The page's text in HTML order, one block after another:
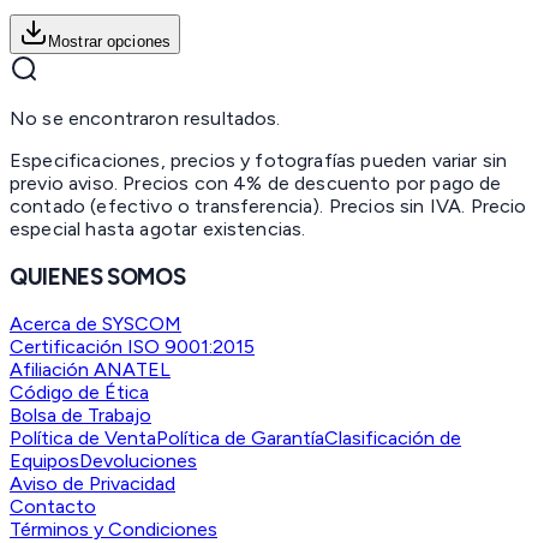
Mostrar opciones
No se encontraron resultados.
Especificaciones, precios y fotografías pueden variar sin
previo aviso. Precios con 4% de descuento por pago de
contado (efectivo o transferencia). Precios sin IVA. Precio
especial hasta agotar existencias.
QUIENES SOMOS
Acerca de SYSCOM
Certificación ISO 9001:2015
Afiliación ANATEL
Código de Ética
Bolsa de Trabajo
Política de VentaPolítica de GarantíaClasificación de
EquiposDevoluciones
Aviso de Privacidad
Contacto
Términos y Condiciones